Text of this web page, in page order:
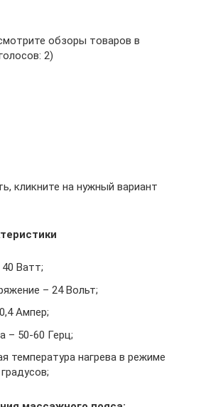
обзоры товаров в
2)
кликните на нужный вариант
Ватт;
– 24 Вольт;
Ампер;
– 50-60 Герц;
температура нагрева в режиме